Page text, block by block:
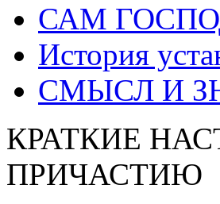
САМ
История
СМЫСЛ И
КРАТКИЕ
ПРИЧАСТИЮ